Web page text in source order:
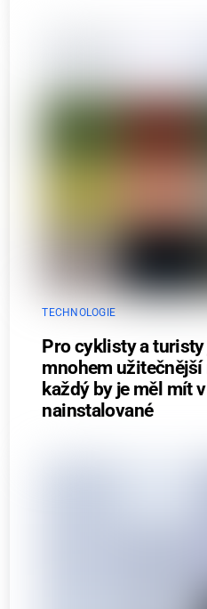
TECHNOLOGIE
Pro cyklisty a
mnohem užitečnější
každý by je měl mít
nainstalované